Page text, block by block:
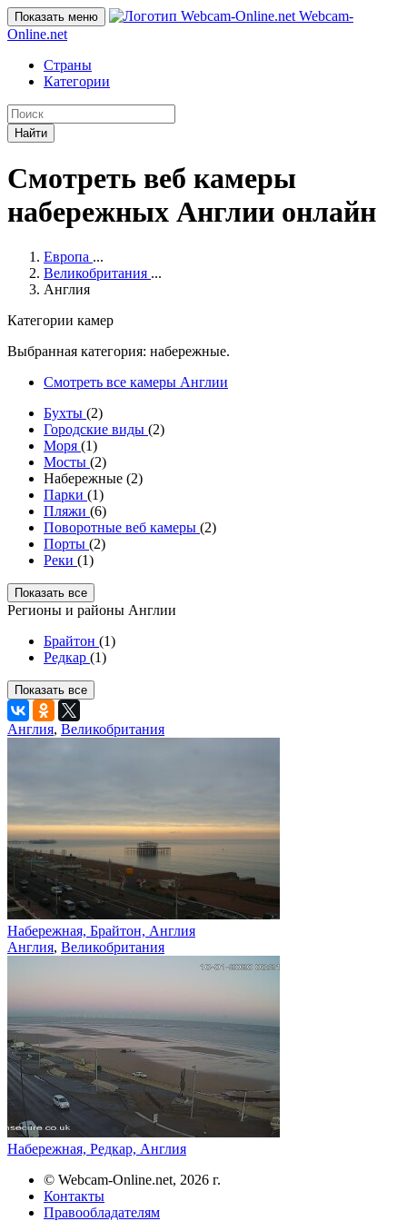
Показать меню
Webcam-
Online.net
Страны
Категории
Найти
Смотреть веб камеры
набережных Англии онлайн
Европа ...
Великобритания ...
Англия
Категории камер
Выбранная категория: набережные.
Смотреть все камеры Англии
Бухты (2)
Городские виды (2)
Моря (1)
Мосты (2)
Набережные (2)
Парки (1)
Пляжи (6)
Поворотные веб камеры (2)
Порты (2)
Реки (1)
Показать все
Регионы и районы Англии
Брайтон (1)
Редкар (1)
Показать все
Англия, Великобритания
Набережная, Брайтон, Англия
Англия, Великобритания
Набережная, Редкар, Англия
© Webcam-Online.net, 2026 г.
Контакты
Правообладателям